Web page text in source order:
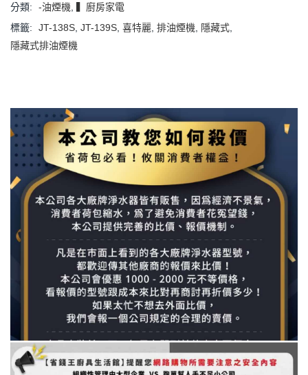
分類:
-油煙機
▍廚房家電
標籤:
JT-138S JT-139S 喜特麗 排油煙機 隱藏式
隱藏式排油煙機